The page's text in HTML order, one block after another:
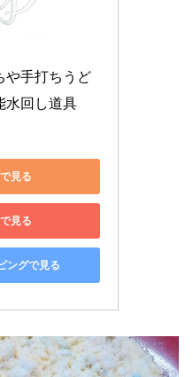
や手打ちうど
水回し道具
見る
見る
ングで見る